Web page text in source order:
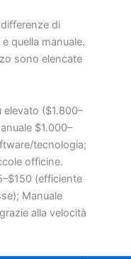
di
quella manuale.
sono elencate
elevato ($1.800–
$1.000–
tecnologia;
officine.
(efficiente
Manuale
alla velocità